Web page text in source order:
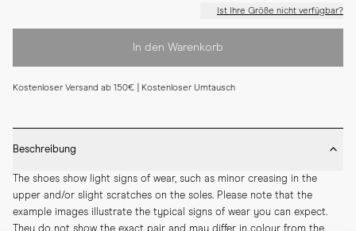
Ist Ihre Größe nicht verfügbar?
In den Warenkorb
Kostenloser Versand ab 150€ | Kostenloser Umtausch
Beschreibung
The shoes show light signs of wear, such as minor creasing in the
upper and/or slight scratches on the soles. Please note that the
example images illustrate the typical signs of wear you can expect.